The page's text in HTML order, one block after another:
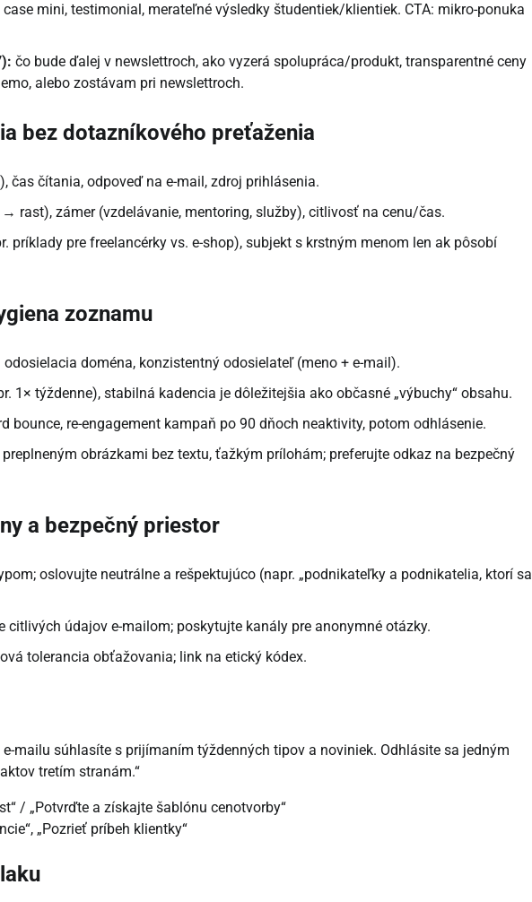
case mini, testimonial, merateľné výsledky študentiek/klientiek. CTA: mikro-ponuka
čo bude ďalej v newslettroch, ako vyzerá spolupráca/produkt, transparentné ceny
alebo zostávam pri newslettroch.
bez dotazníkového preťaženia
čas čítania, odpoveď na e-mail, zdroj prihlásenia.
rast), zámer (vzdelávanie, mentoring, služby), citlivosť na cenu/čas.
príklady pre freelancérky vs. e-shop), subjekt s krstným menom len ak pôsobí
zoznamu
odosielacia doména, konzistentný odosielateľ (meno + e-mail).
1× týždenne), stabilná kadencia je dôležitejšia ako občasné „výbuchy“ obsahu.
bounce, re-engagement kampaň po 90 dňoch neaktivity, potom odhlásenie.
obrázkami bez textu, ťažkým prílohám; preferujte odkaz na bezpečný
a bezpečný priestor
oslovujte neutrálne a rešpektujúco (napr. „podnikateľky a podnikatelia, ktorí sa
citlivých údajov e-mailom; poskytujte kanály pre anonymné otázky.
tolerancia obťažovania; link na etický kódex.
e-mailu súhlasíte s prijímaním týždenných tipov a noviniek. Odhlásite sa jedným
tretím stranám.“
/ „Potvrďte a získajte šablónu cenotvorby“
„Pozrieť príbeh klientky“